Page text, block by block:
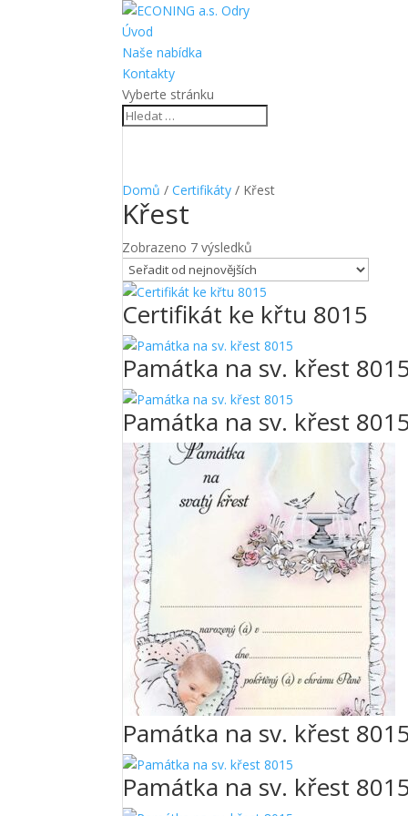
Úvod
Naše nabídka
Kontakty
Vyberte stránku
Domů /Certifikáty / Křest
Křest
Zobrazeno 7 výsledků
od
nejnovějších
Certifikát ke křtu 8015
Památka na sv. křest
Památka na sv. křest
Památka na sv. křest
Památka na sv. křest